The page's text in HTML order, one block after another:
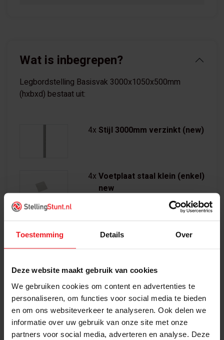
Toestemming Details Over
Deze website maakt gebruik van cookies
We gebruiken cookies om content en advertenties te
personaliseren, om functies voor social media te bieden
en om ons websiteverkeer te analyseren. Ook delen we
informatie over uw gebruik van onze site met onze
partners voor social media, adverteren en analyse. Deze
Wat is inbegrepen?
Legbordstelling Basisvak 3000x1050x500mm
(hxbxd) bestaat uit:
4x Stijl 3000mm verzinkt (new)
4x Voetplaat staal klein (enkel)
new
5xLegbord 980x300mm (new)
5xLegbord 980x200mm (new)